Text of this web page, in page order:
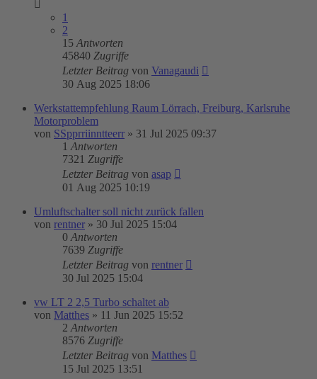
1
2
15 Antworten
45840 Zugriffe
Letzter Beitrag von Vanagaudi
30 Aug 2025 18:06
Werkstattempfehlung Raum Lörrach, Freiburg, Karlsruhe
Motorproblem
von SSpprriinntteerr » 31 Jul 2025 09:37
1 Antworten
7321 Zugriffe
Letzter Beitrag von asap
01 Aug 2025 10:19
Umluftschalter soll nicht zurück fallen
von rentner » 30 Jul 2025 15:04
0 Antworten
7639 Zugriffe
Letzter Beitrag von rentner
30 Jul 2025 15:04
vw LT 2 2,5 Turbo schaltet ab
von Matthes » 11 Jun 2025 15:52
2 Antworten
8576 Zugriffe
Letzter Beitrag von Matthes
15 Jul 2025 13:51